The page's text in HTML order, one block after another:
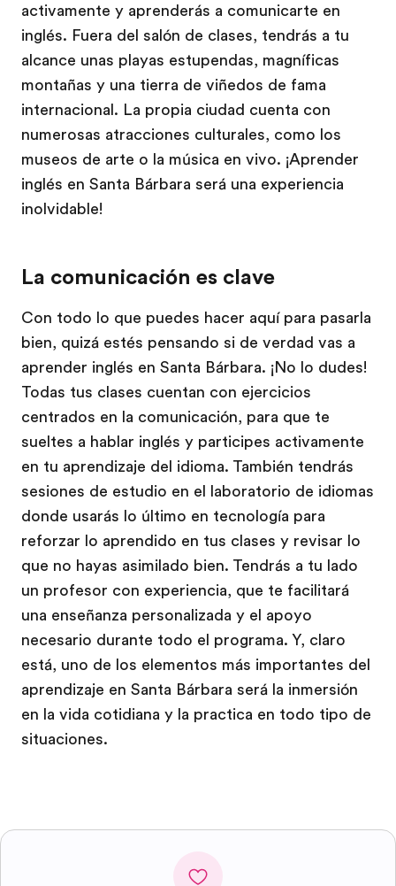
activamente y aprenderás a comunicarte en
inglés. Fuera del salón de clases, tendrás a tu
alcance unas playas estupendas, magníficas
montañas y una tierra de viñedos de fama
internacional. La propia ciudad cuenta con
numerosas atracciones culturales, como los
museos de arte o la música en vivo. ¡Aprender
inglés en Santa Bárbara será una experiencia
inolvidable!
La comunicación es clave
Con todo lo que puedes hacer aquí para pasarla
bien, quizá estés pensando si de verdad vas a
aprender inglés en Santa Bárbara. ¡No lo dudes!
Todas tus clases cuentan con ejercicios
centrados en la comunicación, para que te
sueltes a hablar inglés y participes activamente
en tu aprendizaje del idioma. También tendrás
sesiones de estudio en el laboratorio de idiomas
donde usarás lo último en tecnología para
reforzar lo aprendido en tus clases y revisar lo
que no hayas asimilado bien. Tendrás a tu lado
un profesor con experiencia, que te facilitará
una enseñanza personalizada y el apoyo
necesario durante todo el programa. Y, claro
está, uno de los elementos más importantes del
aprendizaje en Santa Bárbara será la inmersión
en la vida cotidiana y la practica en todo tipo de
situaciones.